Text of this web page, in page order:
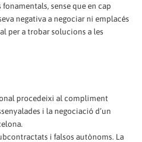
sense que en cap
negativa a negociar ni emplacés
per a trobar solucions a les
procedeixi al compliment
i la negociació d’un
i falsos autònoms. La